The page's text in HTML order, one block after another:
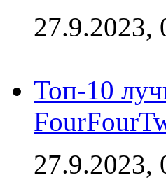
27.9.2023,
Топ-10
27.9.2023,